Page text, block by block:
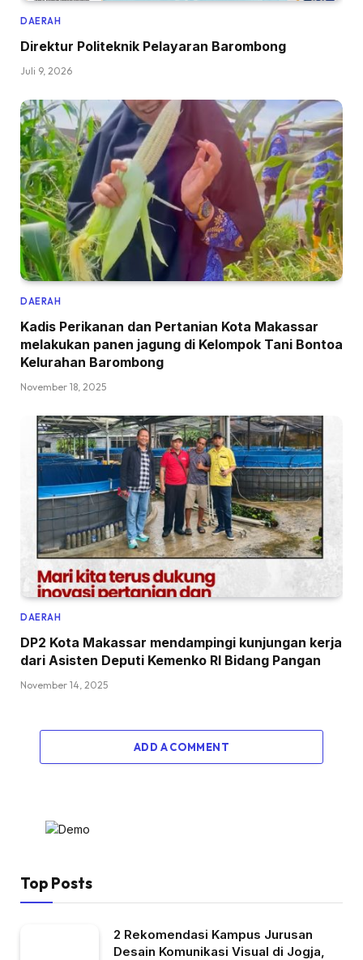
DAERAH
Direktur Politeknik Pelayaran Barombong
Juli 9, 2026
DAERAH
Kadis Perikanan dan Pertanian Kota Makassar
melakukan panen jagung di Kelompok Tani Bontoa
Kelurahan Barombong
November 18, 2025
DAERAH
DP2 Kota Makassar mendampingi kunjungan kerja
dari Asisten Deputi Kemenko RI Bidang Pangan
November 14, 2025
ADD A COMMENT
Top Posts
2 Rekomendasi Kampus Jurusan
Desain Komunikasi Visual di Jogja,